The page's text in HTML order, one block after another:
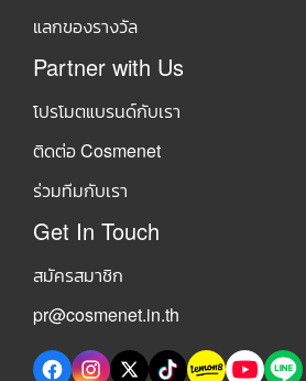
แลกของรางวัล
Partner with Us
โปรโมตแบรนด์กับเรา
ติดต่อ Cosmenet
ร่วมทีมกับเรา
Get In Touch
สมัครสมาชิก
pr@cosmenet.in.th